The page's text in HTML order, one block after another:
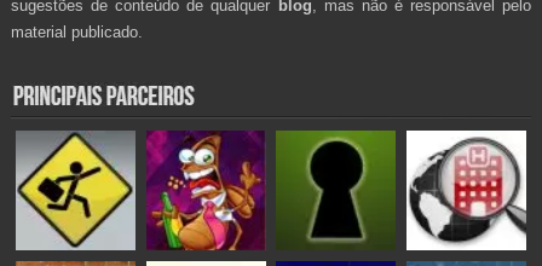
sugestões de conteúdo de qualquer blog , mas não é responsável pelo
material publicado.